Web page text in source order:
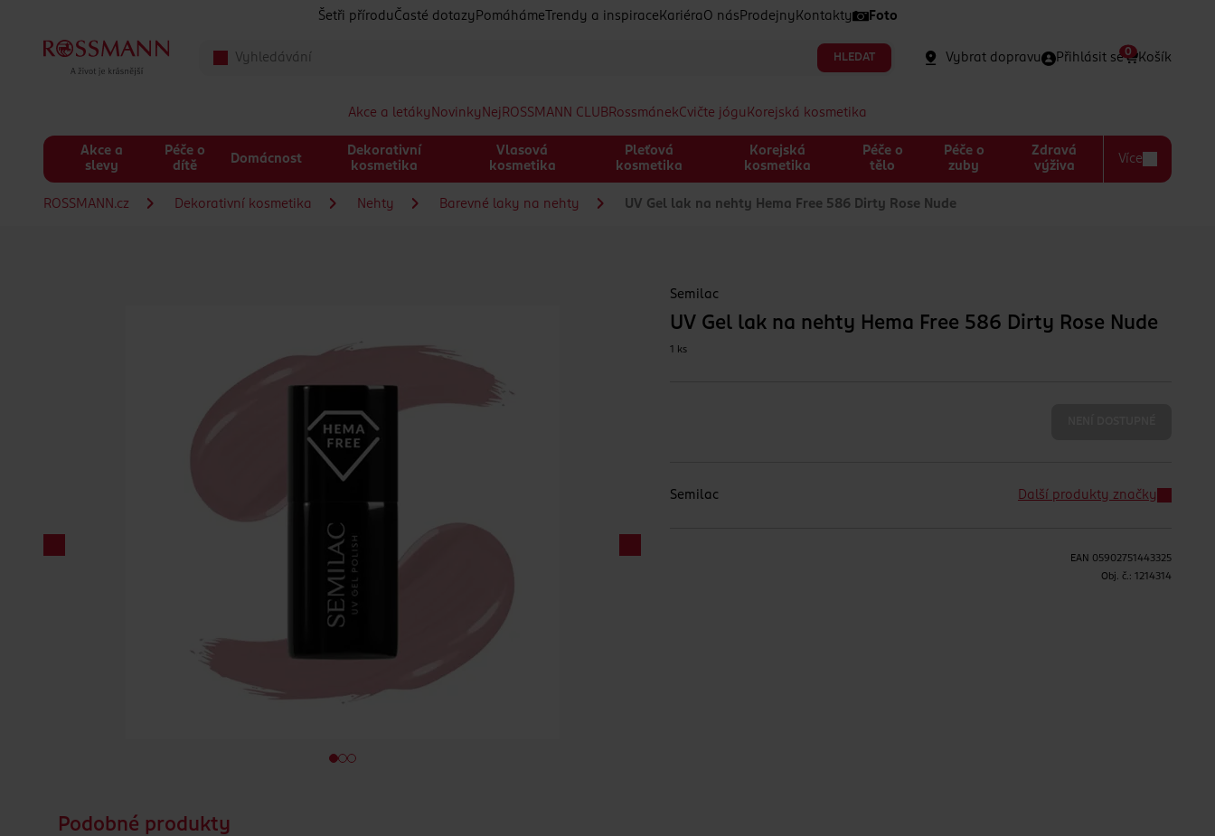
Šetři přírodu Časté dotazy Pomáháme Trendy a inspirace Kariéra O nás Prodejny Kontakty Foto
HLEDAT Vybrat dopravu Přihlásit se Košík
0
Akce a letáky Novinky Nej ROSSMANN CLUBRossmánekCvičte jógu Korejská kosmetika
Akce a
slevy
Péče o
dítě
Domácnost
Dekorativní
kosmetika
Vlasová
kosmetika
Pleťová
kosmetika
Korejská
kosmetika
Péče o
tělo
Péče o
zuby
Zdravá
výživa
Více
ROSSMANN.cz Dekorativní kosmetika Nehty Barevné laky na nehty UV Gel lak na nehty Hema Free 586 Dirty Rose Nude
Semilac
UV Gel lak na nehty Hema Free 586 Dirty Rose Nude
1 ks
Semilac Další produkty značky
EAN 05902751443325
Obj. č.: 1214314
Podobné produkty